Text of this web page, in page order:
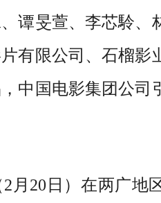
谭旻萱、李芯駖、
有限公司、石榴影
中国电影集团公司
2月 20 日 ）在两广地